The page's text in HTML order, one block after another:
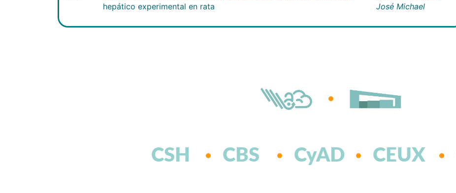
hepático experimental en rata
José Michael
CSH CBS CyAD CEUX